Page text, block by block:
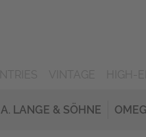
A. LANGE & SÖHNE